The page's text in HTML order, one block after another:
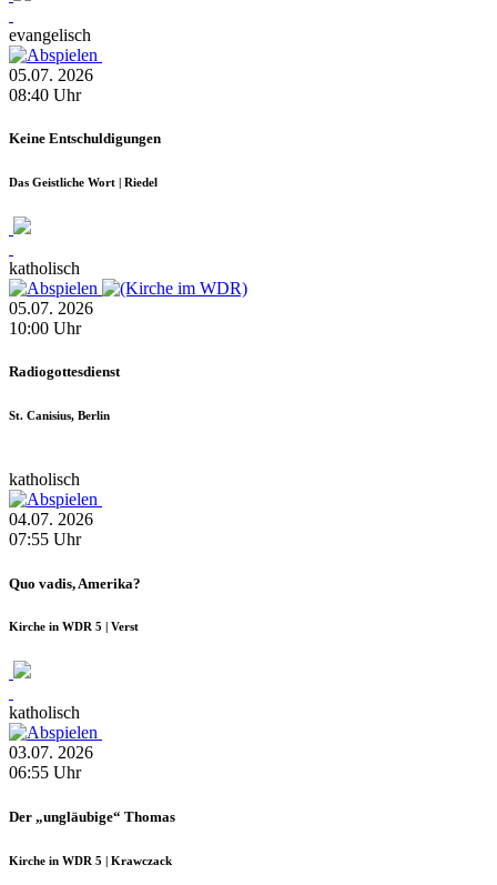
evangelisch
05.07. 2026
08:40 Uhr
Keine Entschuldigungen
Das Geistliche Wort | Riedel
katholisch
05.07. 2026
10:00 Uhr
Radiogottesdienst
St. Canisius, Berlin
katholisch
04.07. 2026
07:55 Uhr
Quo vadis, Amerika?
Kirche in WDR 5 | Verst
katholisch
03.07. 2026
06:55 Uhr
Der „ungläubige“ Thomas
Kirche in WDR 5 | Krawczack